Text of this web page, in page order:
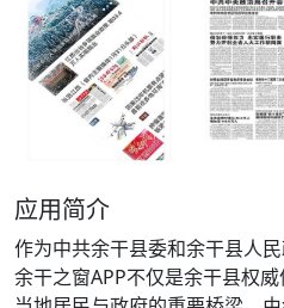
应用简介
作为中共余干县委和余干县人
余干之窗APP不仅是余干县权